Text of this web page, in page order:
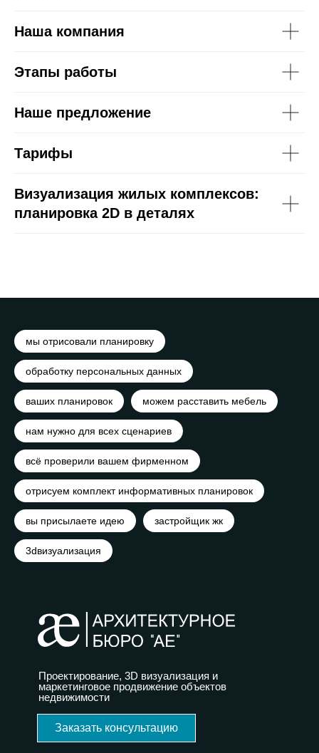
Наша компания
Этапы работы
Наше предложение
Тарифы
Визуализация жилых комплексов:
планировка 2D в деталях
мы отрисовали планировку
обработку персональных данных
ваших планировок можем расставить мебель
нам нужно для всех сценариев
всё проверили вашем фирменном
отрисуем комплект информативных планировок
вы присылаете идею застройщик жк
3dвизуализация
Проектирование, 3D визуализация и
маркетинговое продвижение объектов
недвижимости
Заказать консультацию